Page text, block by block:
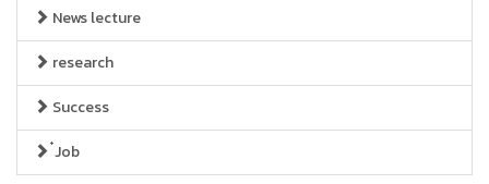
News lecture
research
Success
๋Job